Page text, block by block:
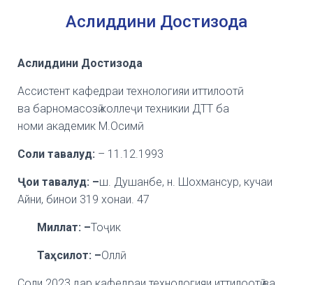
Аслиддини Достизода
Аслиддини Достизода
Ассистент кафедраи технологияи иттилоотӣ
ва барномасозӣ коллеҷи техникии ДТТ ба
номи академик М.Осимӣ
Соли тавалуд: – 11.12.1993
Ҷои тавалуд: –ш. Душанбе, н. Шохмансур, кучаи
Айни, бинои 319 хонаи. 47
Миллат: –Тоҷик
Таҳсилот: –Оллӣ